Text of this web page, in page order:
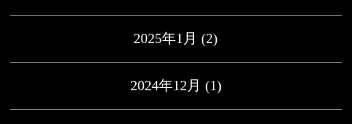
2025年1月 (2)
2024年12月 (1)